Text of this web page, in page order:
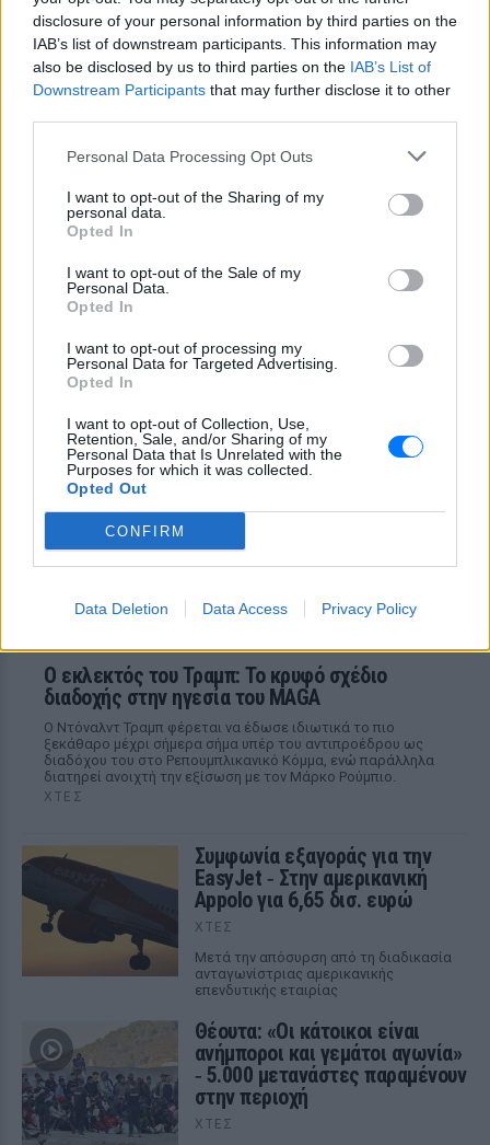
disclosure of your personal information by third parties on the
IAB’s list of downstream participants. This information may
also be disclosed by us to third parties on the IAB’s List of
Downstream Participants that may further disclose it to other
Personal Data Processing Opt Outs
I want to opt-out of the Sharing of my
personal data.
Opted In
I want to opt-out of the Sale of my
Personal Data.
Opted In
I want to opt-out of processing my
Personal Data for Targeted Advertising.
Opted In
I want to opt-out of Collection, Use,
Retention, Sale, and/or Sharing of my
Personal Data that Is Unrelated with the
Purposes for which it was collected.
Opted Out
CONFIRM
Data Deletion Data Access Privacy Policy
κτηνίατρο σε ένα μέρος όπου υπάρχει
αγέλη με λύκους, είναι επικίνδυνο» λέει
στο protothema.gr ο διδάκτορας
ζωολογίας του ΑΠΘ, Θεόδωρος Κομηνός
- Έχουν πεθάνει και έξι λυκόπουλα
εξαετές συμβόλαιο ο
ΧΤΕΣ
την πρόταση της Ρεάλ
στη Βρετανία τα απαγορεύουν
αλυσίδα Wetherspoons και τον όμιλο ATG
Theatres, ολοένα περισσότεροι χώροι
εστίασης και ψυχαγωγίας κλείνουν την
πόρτα στα Ray-Ban Meta glasses.
Ο εκλεκτός του Τραμπ: Το κρυφό σχέδιο
διαδοχής στην ηγεσία του MAGA
Ο Ντόναλντ Τραμπ φέρεται να έδωσε ιδιωτικά το πιο
ξεκάθαρο μέχρι σήμερα σήμα υπέρ του αντιπροέδρου ως
διαδόχου του στο Ρεπουμπλικανικό Κόμμα, ενώ παράλληλα
διατηρεί ανοιχτή την εξίσωση με τον Μάρκο Ρούμπιο.
ΧΤΕΣ
Συμφωνία εξαγοράς για την
EasyJet ‑ Στην αμερικανική
Appolo για 6,65 δισ. ευρώ
ΧΤΕΣ
Μετά την απόσυρση από τη διαδικασία
ανταγωνίστριας αμερικανικής
επενδυτικής εταιρίας
Θέουτα: «Οι κάτοικοι είναι
ανήμποροι και γεμάτοι αγωνία»
‑ 5.000 μετανάστες παραμένουν
στην περιοχή
ΧΤΕΣ